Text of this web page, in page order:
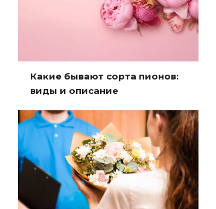
Какие бывают сорта пионов:
виды и описание